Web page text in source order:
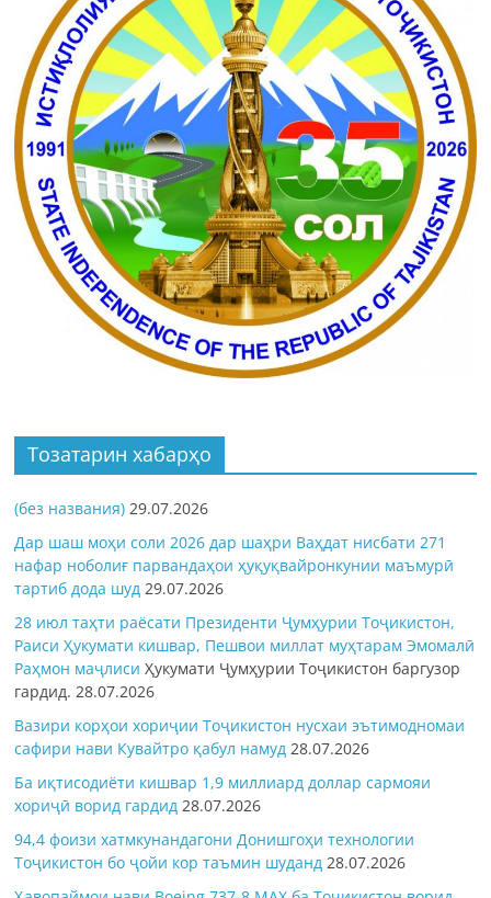
Тозатарин хабарҳо
(без названия) 29.07.2026
Дар шаш моҳи соли 2026 дар шаҳри Ваҳдат нисбати 271
нафар ноболиғ парвандаҳои ҳуқуқвайронкунии маъмурӣ
тартиб дода шуд 29.07.2026
28 июл таҳти раёсати Президенти Ҷумҳурии Тоҷикистон,
Раиси Ҳукумати кишвар, Пешвои миллат муҳтарам Эмомалӣ
Раҳмон маҷлисиҲукумати Ҷумҳурии Тоҷикистон баргузор
гардид.28.07.2026
Вазири корҳои хориҷии Тоҷикистон нусхаи эътимодномаи
сафири нави Кувайтро қабул намуд 28.07.2026
Ба иқтисодиёти кишвар 1,9 миллиард доллар сармояи
хориҷӣ ворид гардид 28.07.2026
94,4 фоизи хатмкунандагони Донишгоҳи технологии
Тоҷикистон бо ҷойи кор таъмин шуданд 28.07.2026